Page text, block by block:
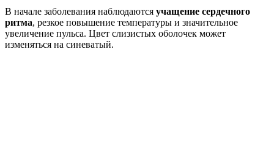
В начале заболевания наблюдаются учащение сердечного
ритма, резкое повышение температуры и значительное
увеличение пульса. Цвет слизистых оболочек может
изменяться на синеватый.